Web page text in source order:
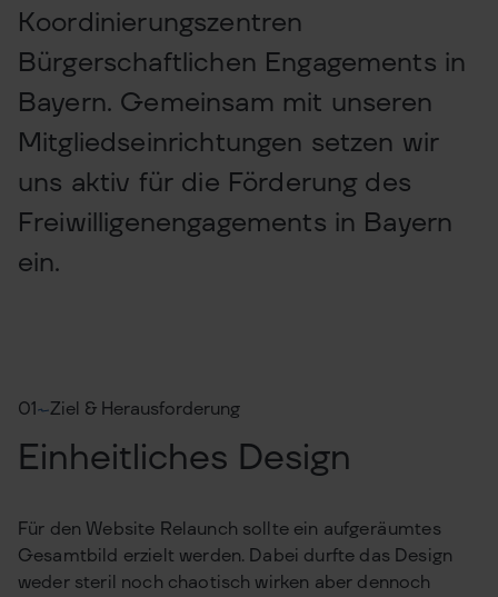
Koordinierungszentren
Bürgerschaftlichen Engagements in
Bayern. Gemeinsam mit unseren
Mitgliedseinrichtungen setzen wir
uns aktiv für die Förderung des
Freiwilligenengagements in Bayern
ein.
01 Ziel & Herausforderung
Einheitliches Design
Für den Website Relaunch sollte ein aufgeräumtes
Gesamtbild erzielt werden. Dabei durfte das Design
weder steril noch chaotisch wirken aber dennoch